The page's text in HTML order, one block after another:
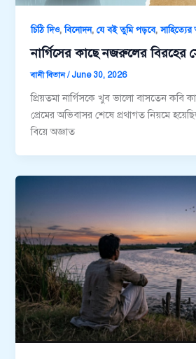
চিঠি দিও,বিনোদন,যে বই তুমি পড়বে,
নার্গিসের কাছে নজরুলের বিরহের
বানী বিতান/ June 30, 2026
প্রিয়তমা নার্গিসকে খুব ভালো বাসতেন কবি
প্রেমের অভিবাসর শেষে প্রথাগত নিয়মে
বিয়ে অজ্ঞাত